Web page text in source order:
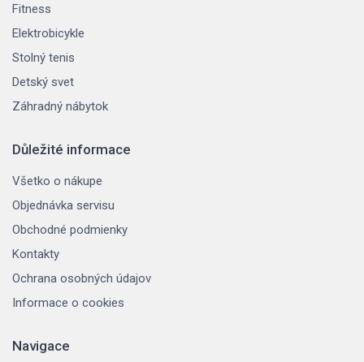
Fitness
Elektrobicykle
Stolný tenis
Detský svet
Záhradný nábytok
Důležité informace
Všetko o nákupe
Objednávka servisu
Obchodné podmienky
Kontakty
Ochrana osobných údajov
Informace o cookies
Navigace